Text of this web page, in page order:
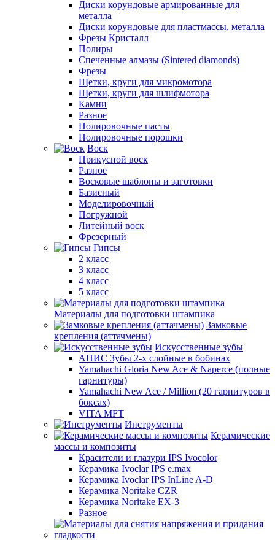
Диски корундовые армированные для
металла
Диски корундовые для пластмассы, металла
Фрезы Кристалл
Полиры
Спеченные алмазы (Sintered diamonds)
Фрезы
Щетки, круги для микромотора
Щетки, круги для шлифмотора
Камни
Разное
Полировочные пасты
Полировочные порошки
Воск
Прикусной воск
Разное
Восковые шаблоны и заготовки
Базисный
Моделировочный
Погружной
Литейный воск
Фрезерный
Гипсы
2 класс
3 класс
4 класс
5 класс
Материалы для подготовки штампика
Замковые
крепления (аттачмены)
Искусственные зубы
АНИС Зубы 2-х слойные в бобинах
Yamahachi Gloria New Ace & Naperce (полные
гарнитуры)
Yamahachi New Ace / Million (20 гарнитуров в
боксах)
VITA MFT
Инструменты
Керамические
массы и композиты
Красители и глазури IPS Ivocolor
Керамика Ivoclar IPS e.max
Керамика Ivoclar IPS InLine A-D
Керамика Noritake CZR
Керамика Noritake EX-3
Разное